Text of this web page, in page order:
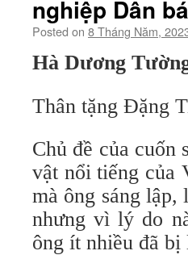
nghiệp Dân
Posted on 8 Tháng Năm,
Hà Dương
Thân tặng Đặng
Chủ đề của cuốn
vật nổi tiếng của
mà ông sáng
nhưng vì lý do
ông ít nhiều đã bị